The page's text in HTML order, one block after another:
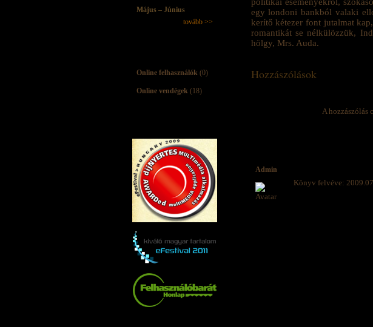
Május – Június
tovább >>
Online felhasználók (0)
Online vendégek(18)
egy londoni bankból valaki
kerítő kétezer font jutalmat
romantikát se nélkülözzük,
hölgy, Mrs. Auda.
Hozzászólások
A hozzászólás
Admin
Könyv felvéve: